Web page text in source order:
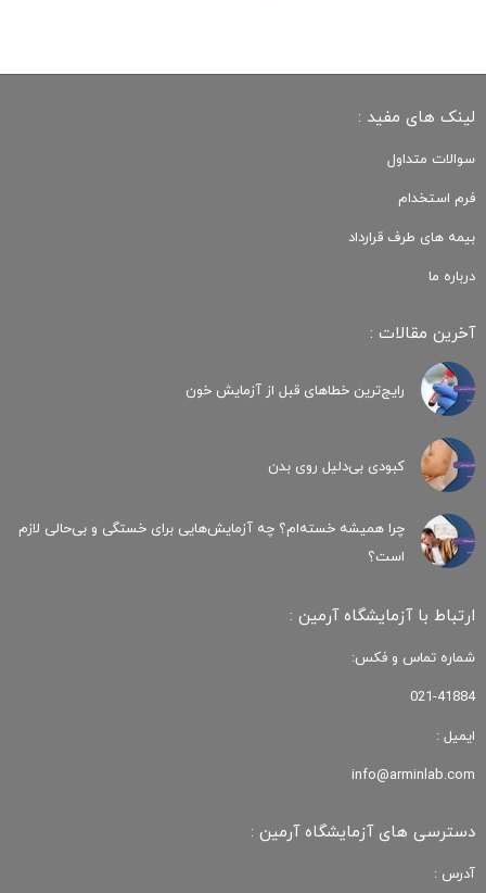
لینک های مفید :
سوالات متداول
فرم استخدام
بیمه های طرف قرارداد
درباره ما
آخرین مقالات :
رایج‌ترین خطاهای قبل از آزمایش خون
کبودی‌ بی‌دلیل روی بدن
چرا همیشه خسته‌ام؟ چه آزمایش‌هایی برای خستگی و بی‌حالی لازم
است؟
ارتباط با آزمایشگاه آرمین :
شماره تماس و فکس:
021-41884
ایمیل :
info@arminlab.com
دسترسی های آزمایشگاه آرمین :
آدرس :